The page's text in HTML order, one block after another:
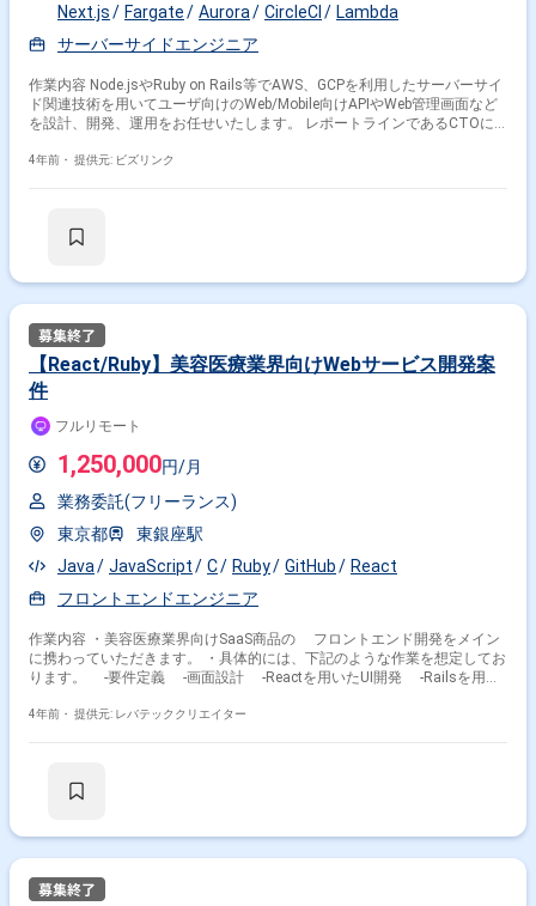
Next.js
Fargate Aurora CircleCI
Lambda
サーバーサイドエンジニア
作業内容 Node.jsやRuby on Rails等でAWS、GCPを利用したサーバーサイ
ド関連技術を用いてユーザ向けのWeb/Mobile向けAPIやWeb管理画面など
を設計、開発、運用をお任せいたします。 レポートラインであるCTOに
がらプロダクトづくりに取り組んでいただくポジションです。 ご担当いた
4年前・ 提供元: ビズリンク
【React/Ruby】美容医療業界向けWebサービス開発案
件
フルリモート
1,250,000円/月
業務委託(フリーランス)
東京都
東銀座駅
Java
JavaScript C Ruby GitHub
React
フロントエンドエンジニア
作業内容 ・美容医療業界向けSaaS商品の フロントエンド開発をメイン
に携わっていただきます。 ・具体的には、下記のような作業を想定してお
ります。 -要件定義 -画面設計 -Reactを用いたUI開発 -Railsを用い
変動いたします。
4年前・ 提供元: レバテッククリエイター